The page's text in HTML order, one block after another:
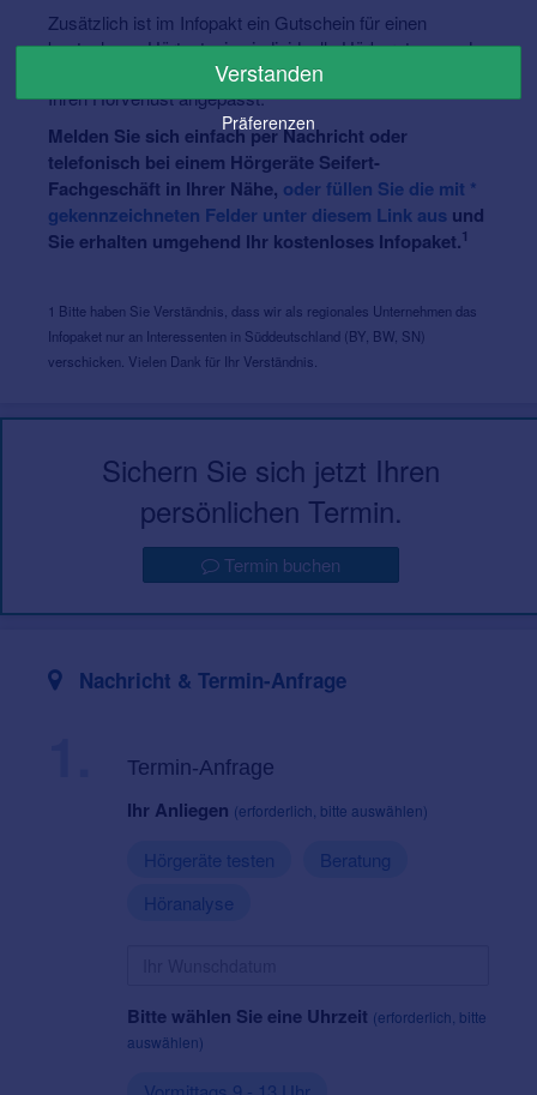
Zusätzlich ist im Infopakt ein Gutschein für einen
kostenlosen Hörtest, eine individuelle Hörberatung und
ein unverbindliches Probetragen enthalten - speziell auf
Ihren Hörverlust angepasst.
Melden Sie sich einfach per Nachricht oder
telefonisch bei einem Hörgeräte Seifert-
Fachgeschäft in Ihrer Nähe, oder füllen Sie die mit *
gekennzeichneten Felder unter diesem Link aus und
Sie erhalten umgehend Ihr kostenloses Infopaket.1
1 Bitte haben Sie Verständnis, dass wir als regionales Unternehmen das
Infopaket nur an Interessenten in Süddeutschland (BY, BW, SN)
verschicken. Vielen Dank für Ihr Verständnis.
Sichern Sie sich jetzt Ihren
persönlichen Termin.
Termin buchen
Nachricht & Termin-Anfrage
Termin-Anfrage
Ihr Anliegen (erforderlich, bitte auswählen)
Hörgeräte testen
Beratung
Höranalyse
Bitte wählen Sie eine Uhrzeit (erforderlich, bitte
auswählen)
Verstanden
Präferenzen